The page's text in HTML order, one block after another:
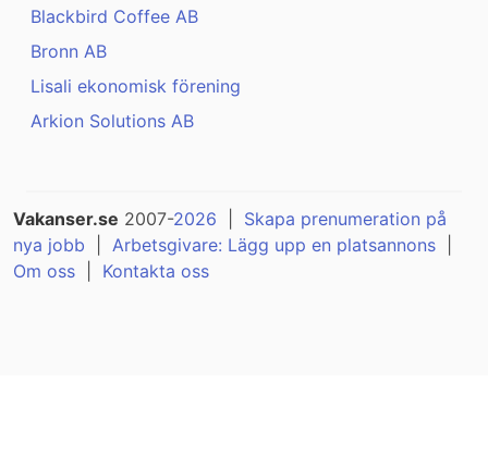
Blackbird Coffee AB
Bronn AB
Lisali ekonomisk förening
Arkion Solutions AB
Vakanser.se 2007-2026
Skapa prenumeration på
nya jobb
Arbetsgivare: Lägg upp en platsannons
Om oss
Kontakta oss